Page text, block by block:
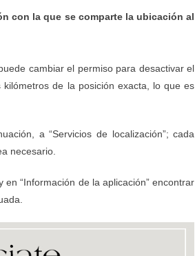
con la que se comparte la ubicación al
cambiar el permiso para desactivar el
de la posición exacta, lo que es
a “Servicios de localización”; cada
necesario.
en “Información de la aplicación” encontrar